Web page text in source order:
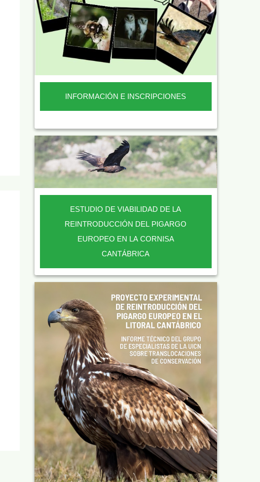
INFORMACIÓN E INSCRIPCIONES
ESTUDIO DE VIABILIDAD DE LA
REINTRODUCCIÓN DEL PIGARGO
EUROPEO EN LA CORNISA
CANTÁBRICA